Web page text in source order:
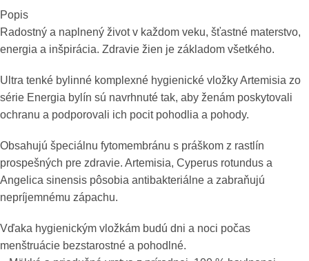
Popis
Radostný a naplnený život v každom veku, šťastné materstvo,
energia a inšpirácia. Zdravie žien je základom všetkého.
Ultra tenké bylinné komplexné hygienické vložky Artemisia zo
série Energia bylín sú navrhnuté tak, aby ženám poskytovali
ochranu a podporovali ich pocit pohodlia a pohody.
Obsahujú špeciálnu fytomembránu s práškom z rastlín
prospešných pre zdravie. Artemisia, Cyperus rotundus a
Angelica sinensis pôsobia antibakteriálne a zabraňujú
nepríjemnému zápachu.
Vďaka hygienickým vložkám budú dni a noci počas
menštruácie bezstarostné a pohodlné.